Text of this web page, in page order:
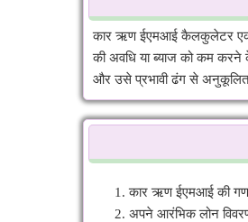
कार ऋण ईएमआई कैलकुलेटर एक
की अवधि या ब्याज को कम करने
और उसे प्रभावी ढंग से अनुकूलित
कार ऋण ईएमआई की
अपने आरंभिक लोन